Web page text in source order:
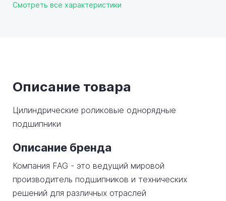
Смотреть все характеристики
Описание товара
Цилиндрические роликовые однорядные
подшипники
Описание бренда
Компания FAG - это ведущий мировой
производитель подшипников и технических
решений для различных отраслей